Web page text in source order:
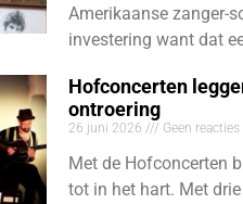
Amerikaanse zanger-
investering want dat
Hofconcerten
ontroering
26 juni 2026 Geen reacties
Met de Hofconcerten
tot in het hart. Met